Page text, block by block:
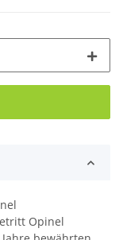
Opinel